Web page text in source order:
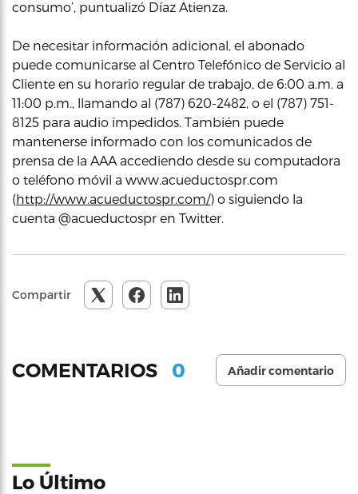
consumo’, puntualizó Díaz Atienza.
De necesitar información adicional, el abonado
puede comunicarse al Centro Telefónico de Servicio al
Cliente en su horario regular de trabajo, de 6:00 a.m. a
11:00 p.m., llamando al (787) 620-2482, o el (787) 751-
8125 para audio impedidos. También puede
mantenerse informado con los comunicados de
prensa de la AAA accediendo desde su computadora
o teléfono móvil a www.acueductospr.com
(http://www.acueductospr.com/) o siguiendo la
cuenta @acueductospr en Twitter.
Compartir
COMENTARIOS 0 Añadir comentario
Lo Último